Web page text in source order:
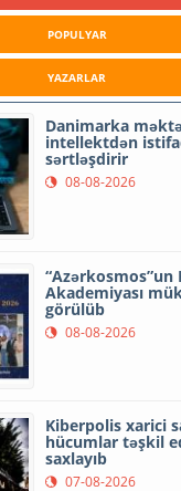
POPULYAR
YAZARLAR
Danimarka
intellektdən
sərtləşdirir
08-08-2026
“Azərkosmos”un
Akademiyası
görülüb
08-08-2026
Kiberpolis xarici
hücumlar təşkil
saxlayıb
07-08-2026